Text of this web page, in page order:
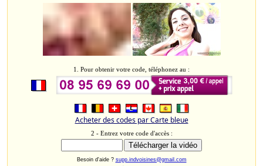
1. Pour obtenir votre code, téléphonez au :
Acheter des codes par Carte bleue
2 - Entrez votre code d'accès :
Besoin d'aide ? supp.indvoisines@gmail.com